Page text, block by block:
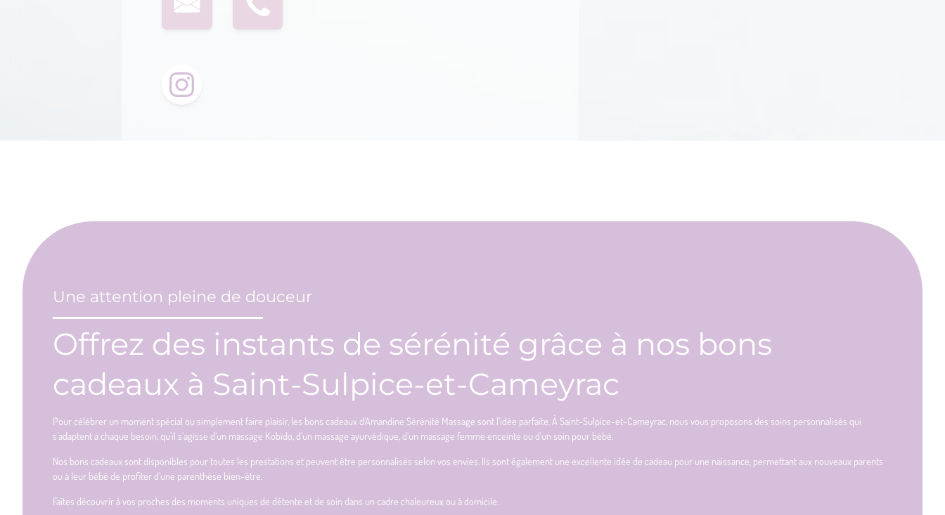
Une attention pleine de douceur
Offrez des instants de sérénité grâce à nos bons
cadeaux à Saint-Sulpice-et-Cameyrac
Pour célébrer un moment spécial ou simplement faire plaisir, les bons cadeaux d’Amandine Sérénité Massage sont l’idée parfaite. À Saint-Sulpice-et-Cameyrac, nous vous proposons des soins personnalisés qui
s’adaptent à chaque besoin, qu’il s’agisse d’un massage Kobido, d’un massage ayurvédique, d’un massage femme enceinte ou d’un soin pour bébé.
Nos bons cadeaux sont disponibles pour toutes les prestations et peuvent être personnalisés selon vos envies. Ils sont également une excellente idée de cadeau pour une naissance, permettant aux nouveaux parents
ou à leur bébé de profiter d’une parenthèse bien-être.
Faites découvrir à vos proches des moments uniques de détente et de soin dans un cadre chaleureux ou à domicile.